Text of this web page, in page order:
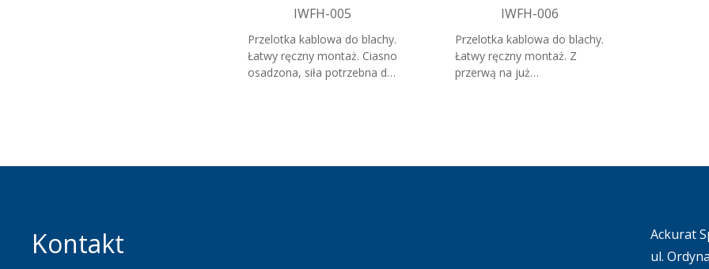
IWFH-005
Przelotka kablowa do blachy.
Łatwy ręczny montaż. Ciasno
osadzona, siła potrzebna do
IWFH-006
Przelotka kablowa do blachy.
Łatwy ręczny montaż. Z
przerwą na już
Kontakt
Ackurat
ul.